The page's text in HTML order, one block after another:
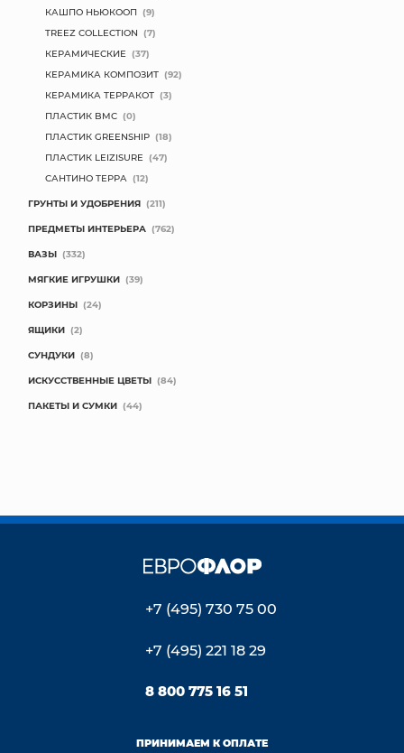
КАШПО НЬЮКООП (9)
TREEZ COLLECTION (7)
КЕРАМИЧЕСКИЕ (37)
КЕРАМИКА КОМПОЗИТ (92)
КЕРАМИКА ТЕРРАКОТ (3)
ПЛАСТИК BMC (0)
ПЛАСТИК GREENSHIP (18)
ПЛАСТИК LEIZISURE (47)
САНТИНО ТЕРРА (12)
ГРУНТЫ И УДОБРЕНИЯ (211)
ПРЕДМЕТЫ ИНТЕРЬЕРА (762)
ВАЗЫ (332)
МЯГКИЕ ИГРУШКИ (39)
КОРЗИНЫ (24)
ЯЩИКИ (2)
СУНДУКИ (8)
ИСКУССТВЕННЫЕ ЦВЕТЫ (84)
ПАКЕТЫ И СУМКИ (44)
+7 (495) 730 75 00
+7 (495) 221 18 29
8 800 775 16 51
ПРИНИМАЕМ К ОПЛАТЕ